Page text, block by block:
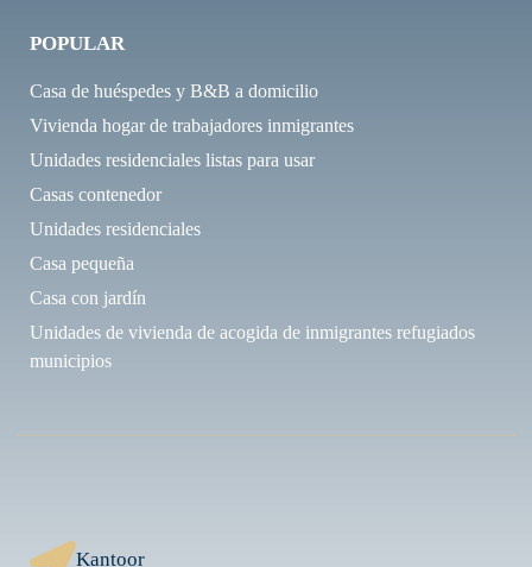
POPULAR
Casa de huéspedes y B&B a domicilio
Vivienda hogar de trabajadores inmigrantes
Unidades residenciales listas para usar
Casas contenedor
Unidades residenciales
Casa pequeña
Casa con jardín
Unidades de vivienda de acogida de inmigrantes refugiados
municipios
Kantoor